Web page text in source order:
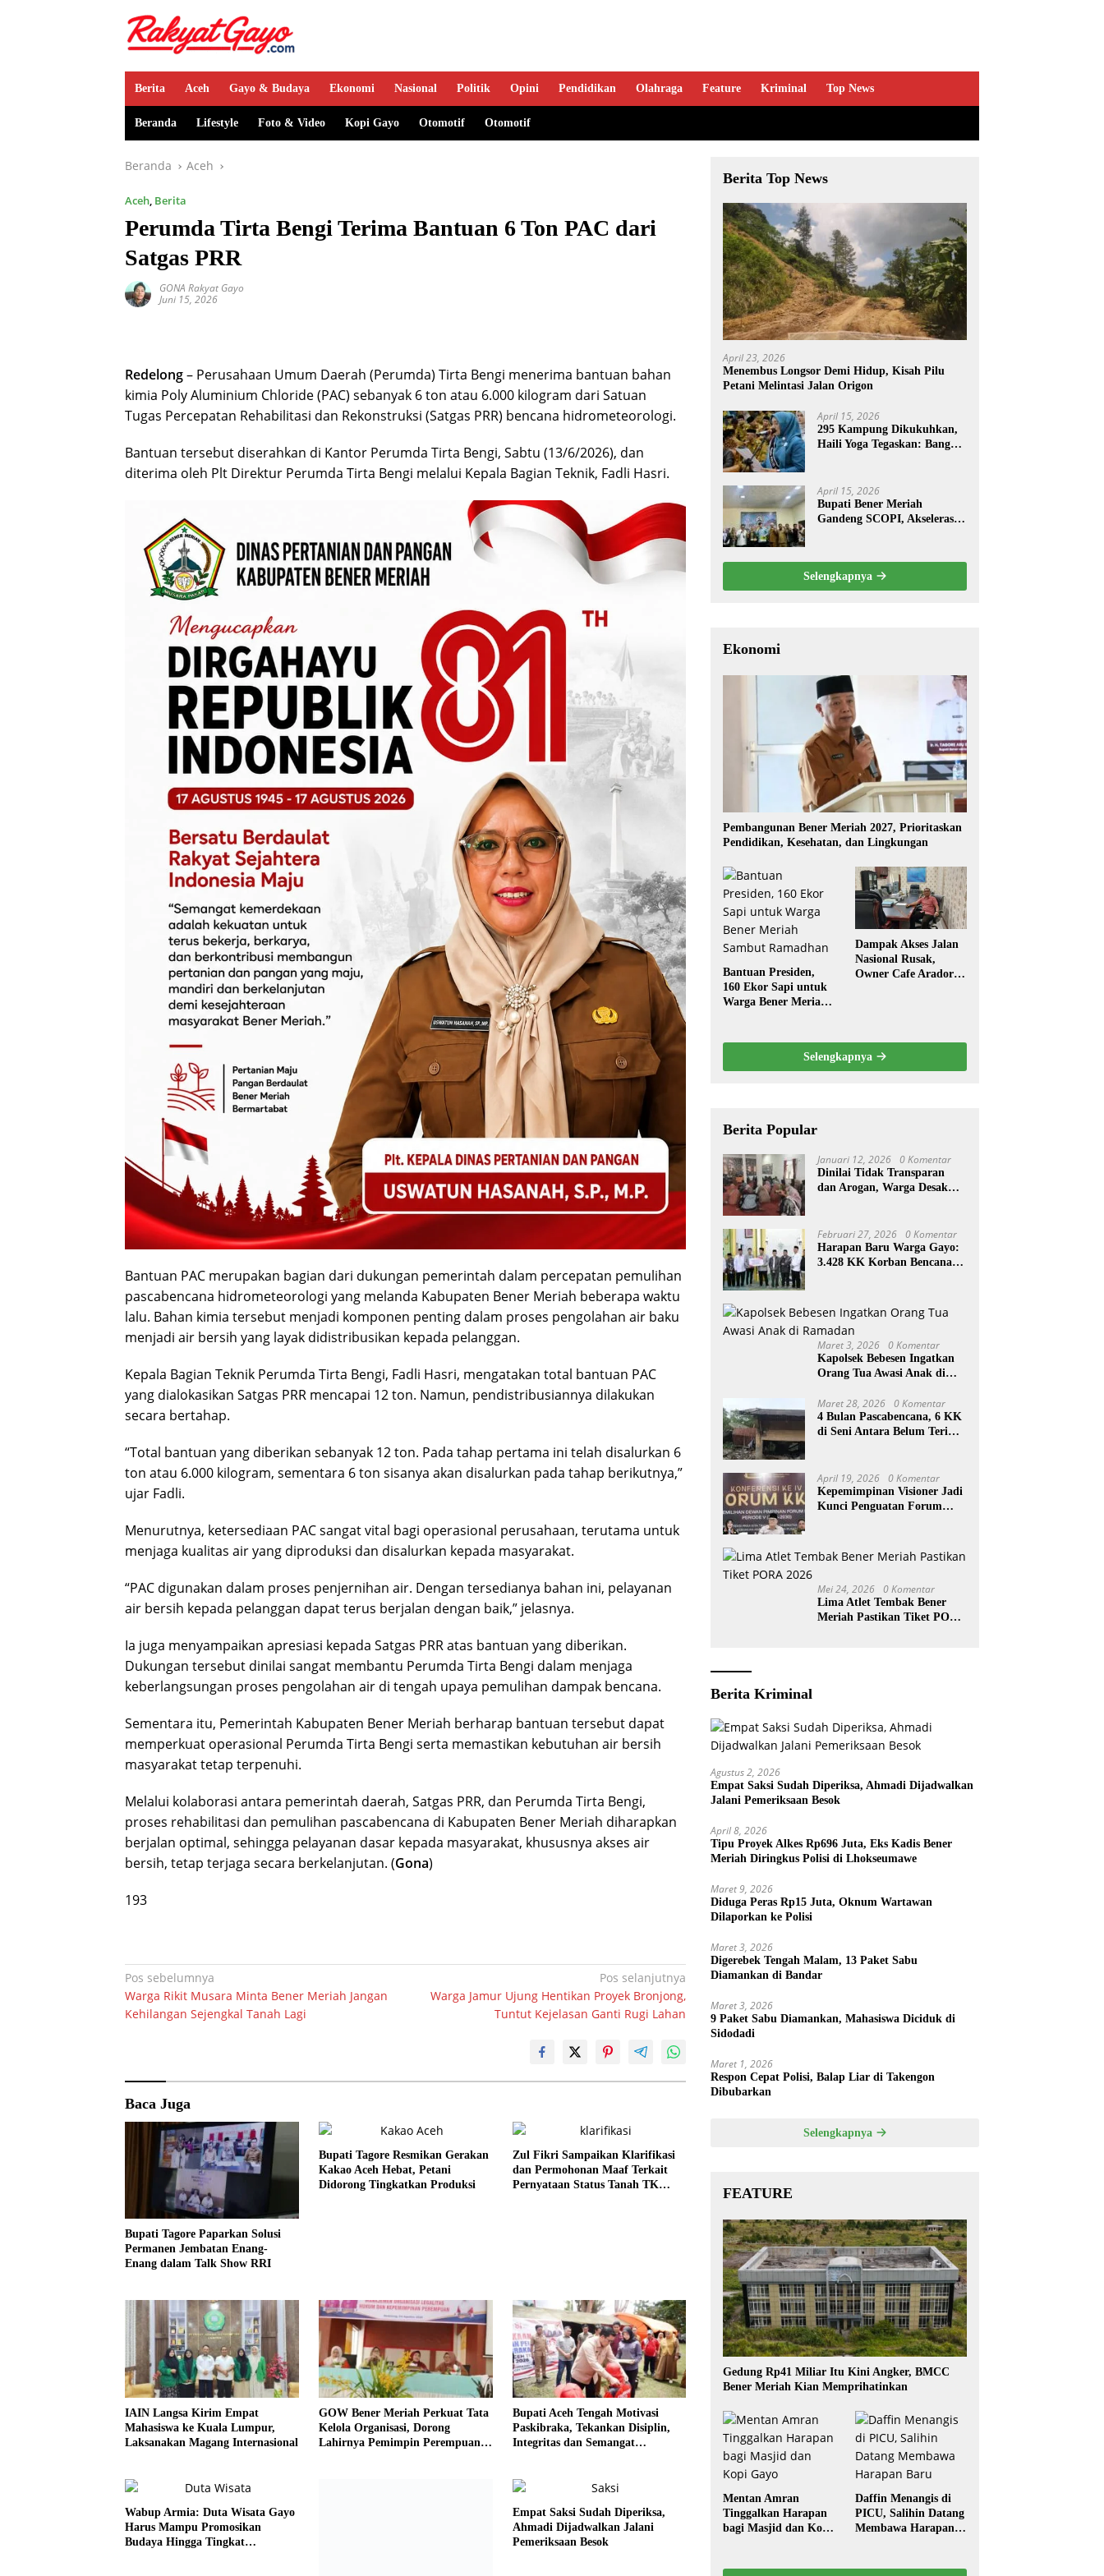
Berita Aceh Gayo & Budaya Ekonomi Nasional Politik Opini Pendidikan Olahraga Feature Kriminal Top News
Beranda Lifestyle Foto & Video Kopi Gayo Otomotif Otomotif
Beranda Aceh
Aceh, Berita
Perumda Tirta Bengi Terima Bantuan 6 Ton PAC dari
Satgas PRR
GONA Rakyat Gayo
Juni 15, 2026
Redelong– Perusahaan Umum Daerah (Perumda) Tirta Bengi menerima bantuan bahan
kimia Poly Aluminium Chloride (PAC) sebanyak 6 ton atau 6.000 kilogram dari Satuan
Tugas Percepatan Rehabilitasi dan Rekonstruksi (Satgas PRR) bencana hidrometeorologi.
Bantuan tersebut diserahkan di Kantor Perumda Tirta Bengi, Sabtu (13/6/2026), dan
diterima oleh Plt Direktur Perumda Tirta Bengi melalui Kepala Bagian Teknik, Fadli Hasri.
Bantuan PAC merupakan bagian dari dukungan pemerintah dalam percepatan pemulihan
pascabencana hidrometeorologi yang melanda Kabupaten Bener Meriah beberapa waktu
lalu. Bahan kimia tersebut menjadi komponen penting dalam proses pengolahan air baku
menjadi air bersih yang layak didistribusikan kepada pelanggan.
Kepala Bagian Teknik Perumda Tirta Bengi, Fadli Hasri, mengatakan total bantuan PAC
yang dialokasikan Satgas PRR mencapai 12 ton. Namun, pendistribusiannya dilakukan
secara bertahap.
“Total bantuan yang diberikan sebanyak 12 ton. Pada tahap pertama ini telah disalurkan 6
ton atau 6.000 kilogram, sementara 6 ton sisanya akan disalurkan pada tahap berikutnya,”
ujar Fadli.
Menurutnya, ketersediaan PAC sangat vital bagi operasional perusahaan, terutama untuk
menjaga kualitas air yang diproduksi dan disalurkan kepada masyarakat.
“PAC digunakan dalam proses penjernihan air. Dengan tersedianya bahan ini, pelayanan
air bersih kepada pelanggan dapat terus berjalan dengan baik,” jelasnya.
Ia juga menyampaikan apresiasi kepada Satgas PRR atas bantuan yang diberikan.
Dukungan tersebut dinilai sangat membantu Perumda Tirta Bengi dalam menjaga
keberlangsungan proses pengolahan air di tengah upaya pemulihan dampak bencana.
Sementara itu, Pemerintah Kabupaten Bener Meriah berharap bantuan tersebut dapat
memperkuat operasional Perumda Tirta Bengi serta memastikan kebutuhan air bersih
masyarakat tetap terpenuhi.
Melalui kolaborasi antara pemerintah daerah, Satgas PRR, dan Perumda Tirta Bengi,
proses rehabilitasi dan pemulihan pascabencana di Kabupaten Bener Meriah diharapkan
berjalan optimal, sehingga pelayanan dasar kepada masyarakat, khususnya akses air
bersih, tetap terjaga secara berkelanjutan. (Gona)
193
Navigasi
pos
Pos sebelumnya
Warga Rikit Musara Minta Bener Meriah Jangan
Kehilangan Sejengkal Tanah Lagi
Pos selanjutnya
Warga Jamur Ujung Hentikan Proyek Bronjong,
Tuntut Kejelasan Ganti Rugi Lahan
Baca Juga
Bupati Tagore Paparkan Solusi
Permanen Jembatan Enang-
Enang dalam Talk Show RRI
Bupati Tagore Resmikan Gerakan
Kakao Aceh Hebat, Petani
Didorong Tingkatkan Produksi
Zul Fikri Sampaikan Klarifikasi
dan Permohonan Maaf Terkait
Pernyataan Status Tanah TK
IAIN Langsa Kirim Empat
Mahasiswa ke Kuala Lumpur,
Laksanakan Magang Internasional
GOW Bener Meriah Perkuat Tata
Kelola Organisasi, Dorong
Lahirnya Pemimpin Perempuan
Bupati Aceh Tengah Motivasi
Paskibraka, Tekankan Disiplin,
Integritas dan Semangat
Wabup Armia: Duta Wisata Gayo
Harus Mampu Promosikan
Budaya Hingga Tingkat
Empat Saksi Sudah Diperiksa,
Ahmadi Dijadwalkan Jalani
Pemeriksaan Besok
Berita Top News
April 23, 2026
Menembus Longsor Demi Hidup, Kisah Pilu
Petani Melintasi Jalan Origon
April 15, 2026
295 Kampung Dikukuhkan,
Haili Yoga Tegaskan: Bangun
April 15, 2026
Bupati Bener Meriah
Gandeng SCOPI, Akselerasi
Selengkapnya
Ekonomi
Pembangunan Bener Meriah 2027, Prioritaskan
Pendidikan, Kesehatan, dan Lingkungan
Bantuan Presiden,
160 Ekor Sapi untuk
Warga Bener Meriah
Dampak Akses Jalan
Nasional Rusak,
Owner Cafe Arador
Selengkapnya
Berita Popular
Januari 12, 2026 0 Komentar
Dinilai Tidak Transparan
dan Arogan, Warga Desak
Februari 27, 2026 0 Komentar
Harapan Baru Warga Gayo:
3.428 KK Korban Bencana
Maret 3, 2026 0 Komentar
Kapolsek Bebesen Ingatkan
Orang Tua Awasi Anak di
Maret 28, 2026 0 Komentar
4 Bulan Pascabencana, 6 KK
di Seni Antara Belum Terima
April 19, 2026 0 Komentar
Kepemimpinan Visioner Jadi
Kunci Penguatan Forum
Mei 24, 2026 0 Komentar
Lima Atlet Tembak Bener
Meriah Pastikan Tiket PORA
Berita Kriminal
Agustus 2, 2026
Empat Saksi Sudah Diperiksa, Ahmadi Dijadwalkan
Jalani Pemeriksaan Besok
April 8, 2026
Tipu Proyek Alkes Rp696 Juta, Eks Kadis Bener
Meriah Diringkus Polisi di Lhokseumawe
Maret 9, 2026
Diduga Peras Rp15 Juta, Oknum Wartawan
Dilaporkan ke Polisi
Maret 3, 2026
Digerebek Tengah Malam, 13 Paket Sabu
Diamankan di Bandar
Maret 3, 2026
9 Paket Sabu Diamankan, Mahasiswa Diciduk di
Sidodadi
Maret 1, 2026
Respon Cepat Polisi, Balap Liar di Takengon
Dibubarkan
Selengkapnya
FEATURE
Gedung Rp41 Miliar Itu Kini Angker, BMCC
Bener Meriah Kian Memprihatinkan
Mentan Amran
Tinggalkan Harapan
bagi Masjid dan Kopi
Daffin Menangis di
PICU, Salihin Datang
Membawa Harapan